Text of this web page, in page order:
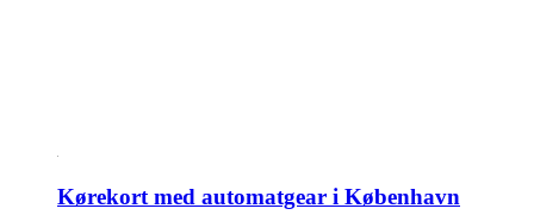
Kørekort med automatgear i København